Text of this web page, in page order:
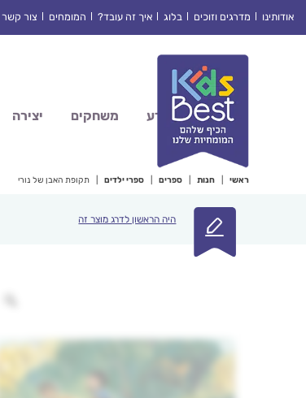
אודותינו מדרגים וזוכים בלוג איך זה עובד? המומחים צור קשר
מדע משחקים יצירה
ראשי חנות ספרים ספרי ילדים תקופת האבן של נורי
היה הראשון לדרג מוצר זה